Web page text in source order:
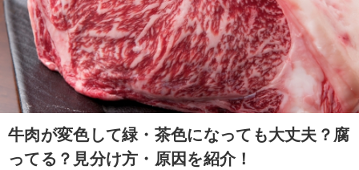
牛肉が変色して緑・茶色になっても大丈夫？腐
ってる？見分け方・原因を紹介！